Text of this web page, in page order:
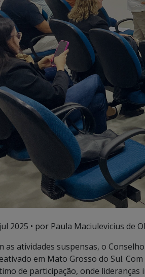
2025 • por Paula Maciulevicius de
as atividades suspensas, o
em Mato Grosso do Sul.
de participação, onde